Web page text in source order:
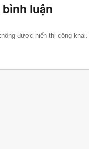
luận
được hiển thị công khai.